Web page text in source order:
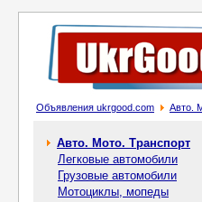
Объявления ukrgood.com Авто.
Авто. Мото. Транспорт
Легковые автомобили
Грузовые автомобили
Мотоциклы, мопеды